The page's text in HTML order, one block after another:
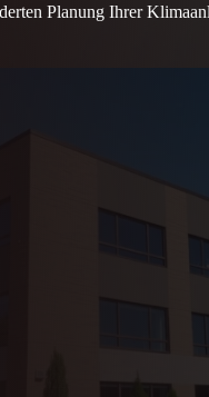
Planung Ihrer